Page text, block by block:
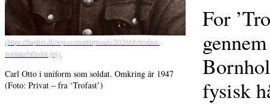
Carl Otto i uniform som soldat. Omkring år 1947
(Foto: Privat – fra ‘Trofast’)
For
fysisk